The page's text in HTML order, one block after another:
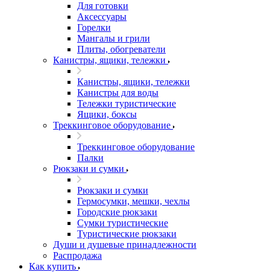
Для готовки
Аксессуары
Горелки
Мангалы и грили
Плиты, обогреватели
Канистры, ящики, тележки
Канистры, ящики, тележки
Канистры для воды
Тележки туристические
Ящики, боксы
Треккинговое оборудование
Треккинговое оборудование
Палки
Рюкзаки и сумки
Рюкзаки и сумки
Гермосумки, мешки, чехлы
Городские рюкзаки
Сумки туристические
Туристические рюкзаки
Души и душевые принадлежности
Распродажа
Как купить